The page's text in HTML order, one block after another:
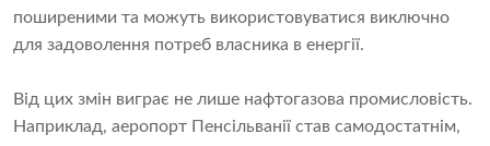
поширеними та можуть використовуватися виключно
для задоволення потреб власника в енергії.
Від цих змін виграє не лише нафтогазова промисловість.
Наприклад, аеропорт Пенсільванії став самодостатнім,